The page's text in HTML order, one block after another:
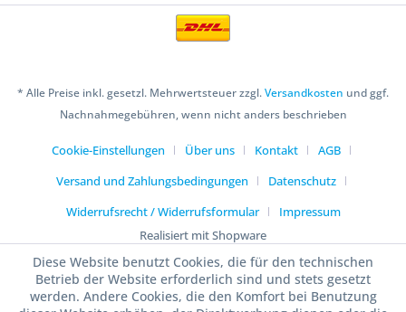
* Alle Preise inkl. gesetzl. Mehrwertsteuer zzgl.Versandkosten und ggf.
Nachnahmegebühren, wenn nicht anders beschrieben
Cookie-Einstellungen Über uns Kontakt
AGB
Versand und Zahlungsbedingungen
Datenschutz
Widerrufsrecht / Widerrufsformular
Impressum
Realisiert mit Shopware
Diese Website benutzt Cookies, die für den technischen
Betrieb der Website erforderlich sind und stets gesetzt
werden. Andere Cookies, die den Komfort bei Benutzung